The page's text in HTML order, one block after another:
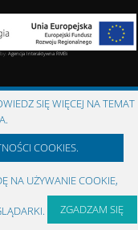
by:Agencja Interaktywna RMBi
SIĘ WIĘCEJ NA TEMAT
COOKIES.
NA UŻYWANIE COOKIE,
ZGADZAM SIĘ